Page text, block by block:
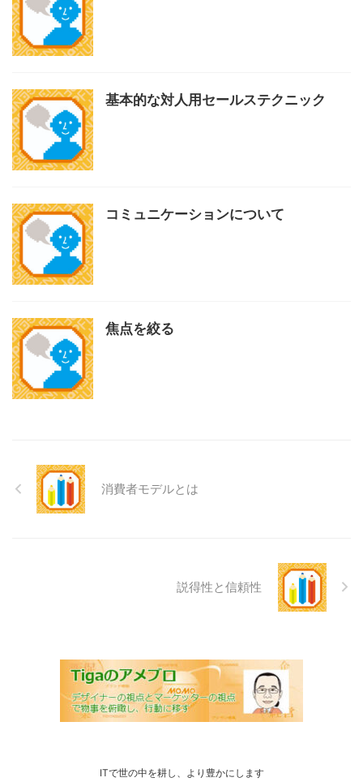
基本的な対人用セールステクニック
コミュニケーションについて
焦点を絞る
消費者モデルとは
説得性と信頼性
ITで世の中を耕し、より豊かにします